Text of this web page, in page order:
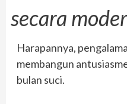
secara
Harapannya,
membangun
bulan suci.